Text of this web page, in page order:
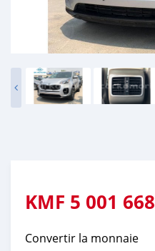
KMF 5 001 668
Convertir la monnaie